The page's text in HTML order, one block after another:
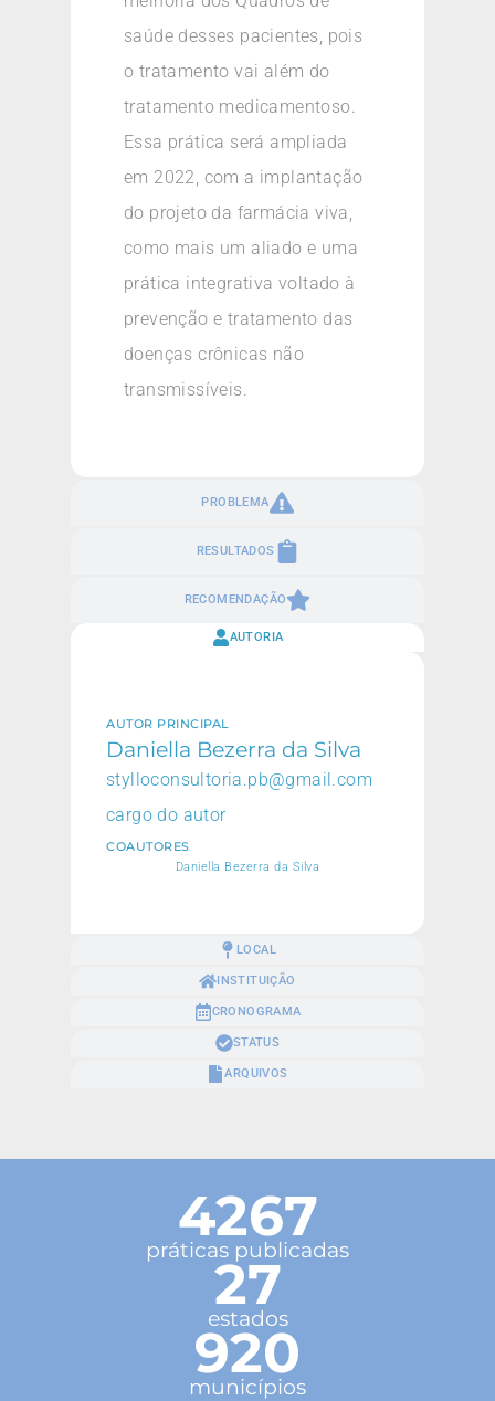
PROBLEMA
RESULTADOS
RECOMENDAÇÃO
saúde desses pacientes, pois
o tratamento vai além do
tratamento medicamentoso.
Essa prática será ampliada
em 2022, com a implantação
do projeto da farmácia viva,
como mais um aliado e uma
prática integrativa voltado à
prevenção e tratamento das
doenças crônicas não
transmissíveis.
AUTORIA
LOCAL
INSTITUIÇÃO
CRONOGRAMA
STATUS
ARQUIVOS
AUTOR PRINCIPAL
Daniella Bezerra da Silva
stylloconsultoria.pb@gmail.com
cargo do autor
COAUTORES
Daniella Bezerra da Silva
4267
práticas publicadas
27
estados
920
municípios